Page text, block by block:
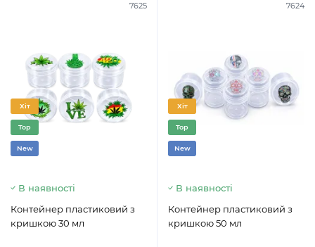
7625
Хіт
Top
New
В наявності
Контейнер пластиковий з
кришкою 30 мл
7624
Хіт
Top
New
В наявності
Контейнер пластиковий з
кришкою 50 мл